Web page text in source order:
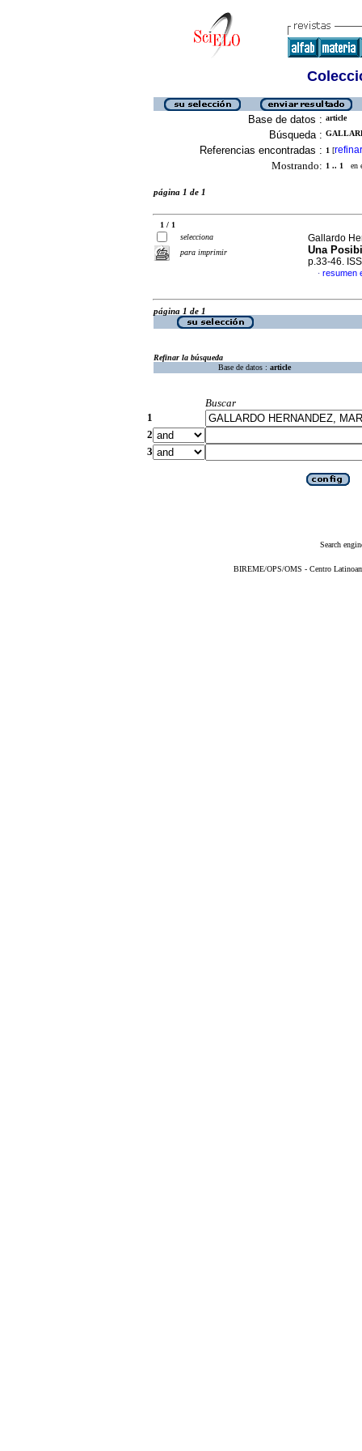
Base de datos : article
Búsqueda :
Referencias encontradas : 1 [refinar
Mostrando: 1 .. 1 en
página 1 de 1
1 / 1
selecciona
para imprimir
Gallardo
Una
p.33-46.
· resumen
página 1 de 1
Refinar la búsqueda
Base de datos : article
Buscar
1
2
3
Search
BIREME/OPS/OMS - Centro